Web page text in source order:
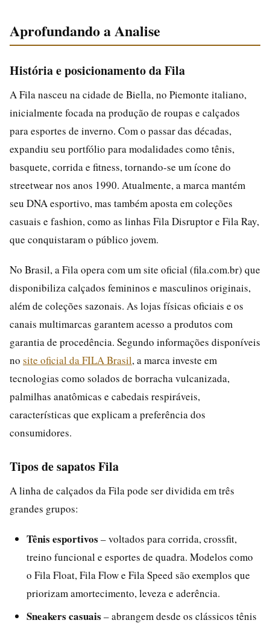
Aprofundando a Analise
História e posicionamento da Fila
A Fila nasceu na cidade de Biella, no Piemonte italiano,
inicialmente focada na produção de roupas e calçados
para esportes de inverno. Com o passar das décadas,
expandiu seu portfólio para modalidades como tênis,
basquete, corrida e fitness, tornando-se um ícone do
streetwear nos anos 1990. Atualmente, a marca mantém
seu DNA esportivo, mas também aposta em coleções
casuais e fashion, como as linhas Fila Disruptor e Fila Ray,
que conquistaram o público jovem.
No Brasil, a Fila opera com um site oficial (fila.com.br) que
disponibiliza calçados femininos e masculinos originais,
além de coleções sazonais. As lojas físicas oficiais e os
canais multimarcas garantem acesso a produtos com
garantia de procedência. Segundo informações disponíveis
no site oficial da FILA Brasil, a marca investe em
tecnologias como solados de borracha vulcanizada,
palmilhas anatômicas e cabedais respiráveis,
características que explicam a preferência dos
consumidores.
Tipos de sapatos Fila
A linha de calçados da Fila pode ser dividida em três
grandes grupos:
Tênis esportivos – voltados para corrida, crossfit,
treino funcional e esportes de quadra. Modelos como
o Fila Float, Fila Flow e Fila Speed são exemplos que
priorizam amortecimento, leveza e aderência.
Sneakers casuais – abrangem desde os clássicos tênis